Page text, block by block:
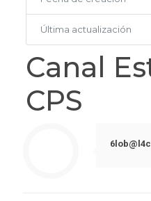
Última actualización
Canal
CPS